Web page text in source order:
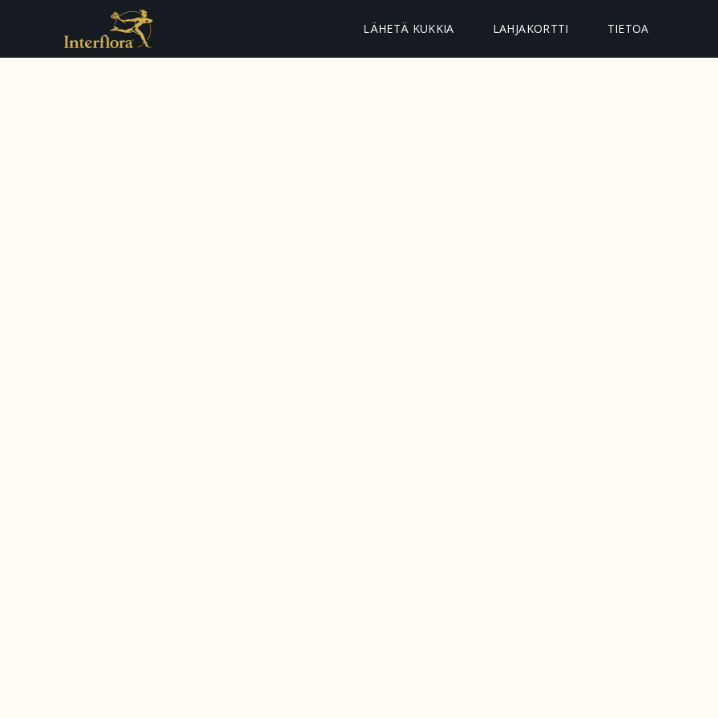
LÄHETÄ KUKKIA LAHJAKORTTI TIETOA